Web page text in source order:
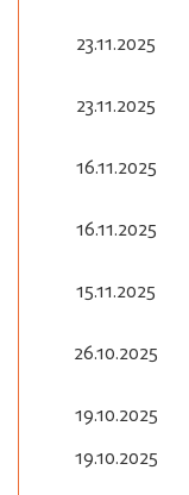
23.11.2025
23.11.2025
16.11.2025
16.11.2025
15.11.2025
26.10.2025
19.10.2025
19.10.2025